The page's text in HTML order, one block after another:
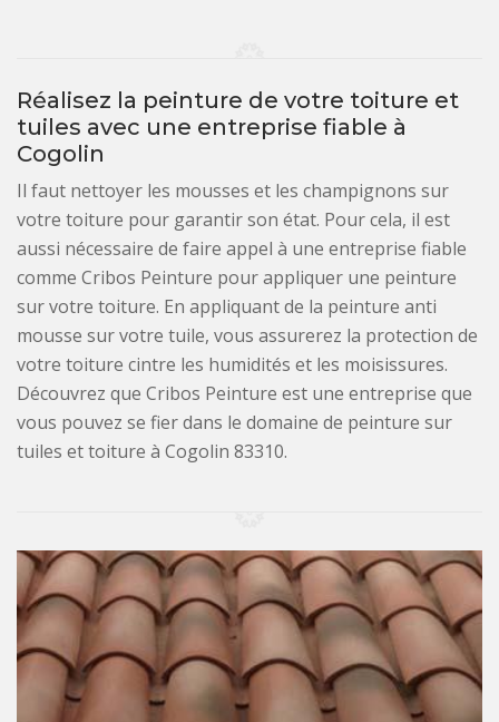
Réalisez la peinture de votre toiture et
tuiles avec une entreprise fiable à
Cogolin
Il faut nettoyer les mousses et les champignons sur
votre toiture pour garantir son état. Pour cela, il est
aussi nécessaire de faire appel à une entreprise fiable
comme Cribos Peinture pour appliquer une peinture
sur votre toiture. En appliquant de la peinture anti
mousse sur votre tuile, vous assurerez la protection de
votre toiture cintre les humidités et les moisissures.
Découvrez que Cribos Peinture est une entreprise que
vous pouvez se fier dans le domaine de peinture sur
tuiles et toiture à Cogolin 83310.